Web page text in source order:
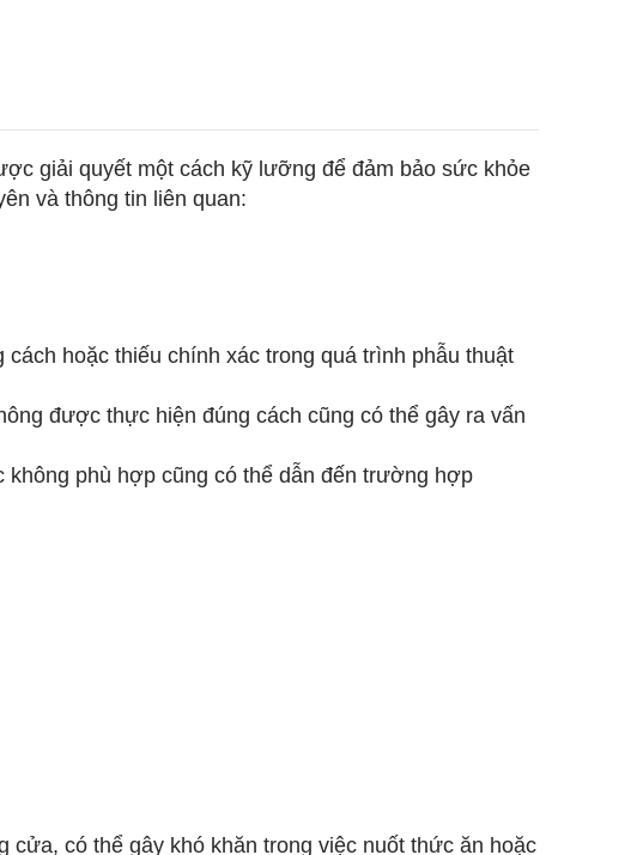
giải quyết một cách kỹ lưỡng để đảm bảo sức khỏe
và thông tin liên quan:
cách hoặc thiếu chính xác trong quá trình phẫu thuật
được thực hiện đúng cách cũng có thể gây ra vấn
phù hợp cũng có thể dẫn đến trường hợp
cửa, có thể gây khó khăn trong việc nuốt thức ăn hoặc